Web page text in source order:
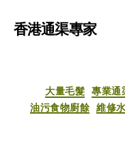
香港通渠專家
大量毛髮 專業通
油污食物廚餘 維修